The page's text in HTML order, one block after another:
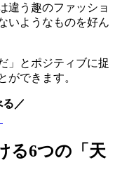
違う趣のファッショ
いようなものを好ん
」とポジティブに捉
ができます。
る／
る6つの「天